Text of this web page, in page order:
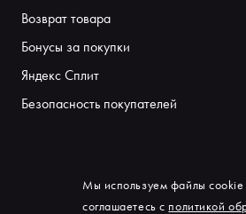
Возврат товара
Бонусы за покупки
Яндекс Сплит
Безопасность покупателей
Мы используем файлы cookie
соглашаетесь с политикой